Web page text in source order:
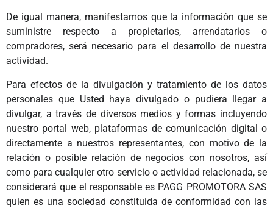
De igual manera, manifestamos que la información que se
suministre respecto a propietarios, arrendatarios o
compradores, será necesario para el desarrollo de nuestra
actividad.
Para efectos de la divulgación y tratamiento de los datos
personales que Usted haya divulgado o pudiera llegar a
divulgar, a través de diversos medios y formas incluyendo
nuestro portal web, plataformas de comunicación digital o
directamente a nuestros representantes, con motivo de la
relación o posible relación de negocios con nosotros, así
como para cualquier otro servicio o actividad relacionada, se
considerará que el responsable es PAGG PROMOTORA SAS
quien es una sociedad constituida de conformidad con las